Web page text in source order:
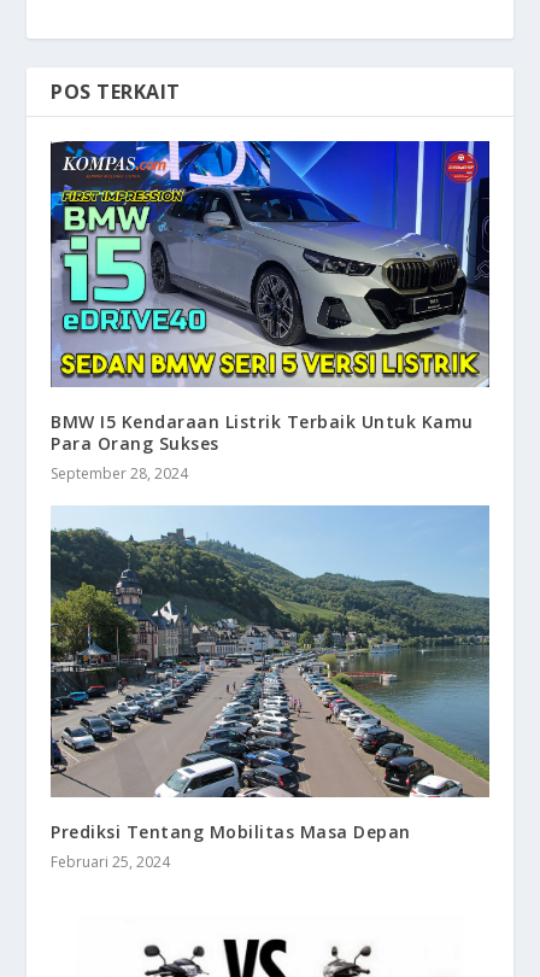
POS TERKAIT
BMW I5 Kendaraan Listrik Terbaik Untuk Kamu
Para Orang Sukses
September 28, 2024
Prediksi Tentang Mobilitas Masa Depan
Februari 25, 2024